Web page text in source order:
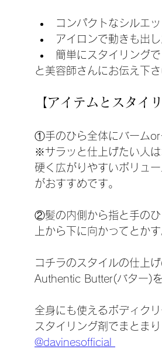
コンパクトなシルエッ
アイロンで動きも出し
簡単にスタイリング
と美容師さんにお伝え下さ
【アイテムとスタイ
①手のひら全体にバームor
※サラッと仕上げたい人
硬く広がりやすいボリュ
がおすすめです。
②髪の内側から指と手のひ
上から下に向かってとかす
コチラのスタイルの仕上
Authentic Butter(バター)を
全身にも使えるボディク
スタイリング剤でまとま
@davinesofficial